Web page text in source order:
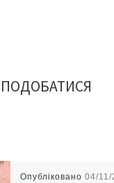
Опубліковано04/11/